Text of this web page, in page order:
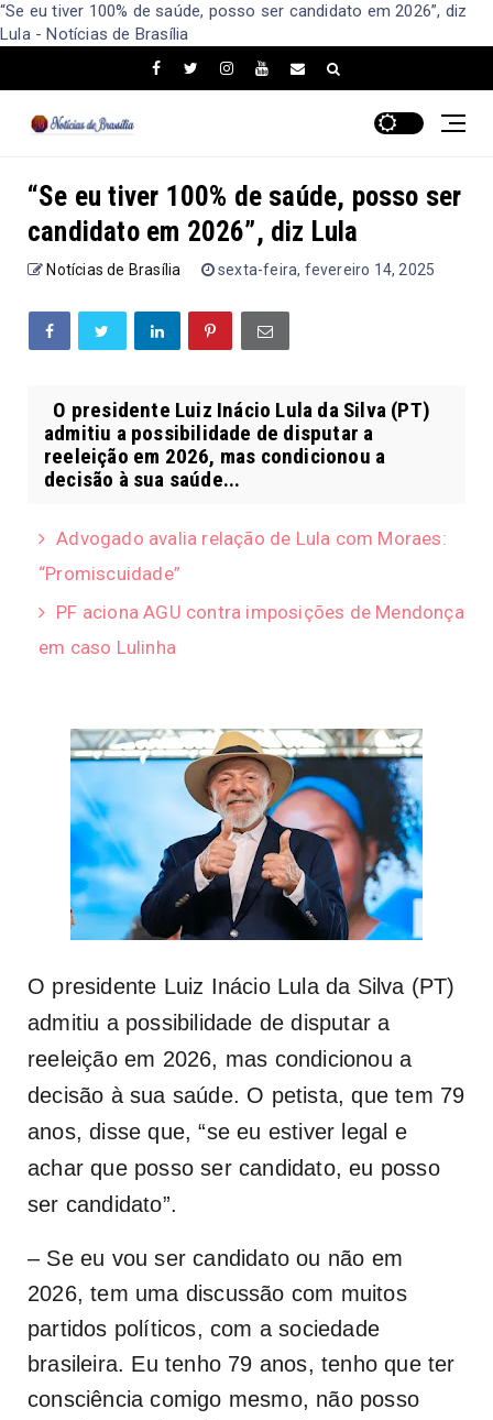
“Se eu tiver 100% de saúde, posso ser candidato em 2026”, diz
Lula - Notícias de Brasília
“Se eu tiver 100% de saúde, posso ser
candidato em 2026”, diz Lula
Notícias de Brasília sexta-feira, fevereiro 14, 2025
O presidente Luiz Inácio Lula da Silva (PT)
admitiu a possibilidade de disputar a
reeleição em 2026, mas condicionou a
decisão à sua saúde...
Advogado avalia relação de Lula com Moraes:
“Promiscuidade”
PF aciona AGU contra imposições de Mendonça
em caso Lulinha
O presidente Luiz Inácio Lula da Silva (PT)
admitiu a possibilidade de disputar a
reeleição em 2026, mas condicionou a
decisão à sua saúde. O petista, que tem 79
anos, disse que, “se eu estiver legal e
achar que posso ser candidato, eu posso
ser candidato”.
– Se eu vou ser candidato ou não em
2026, tem uma discussão com muitos
partidos políticos, com a sociedade
brasileira. Eu tenho 79 anos, tenho que ter
consciência comigo mesmo, não posso